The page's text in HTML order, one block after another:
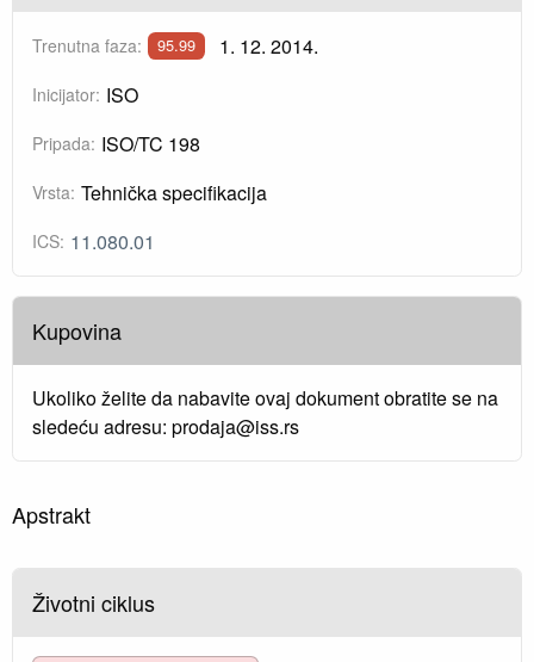
Trenutna faza: 95.99 1. 12. 2014.
Inicijator: ISO
Pripada: ISO/TC 198
Vrsta: Tehnička specifikacija
ICS: 11.080.01
Kupovina
Ukoliko želite da nabavite ovaj dokument obratite se na
sledeću adresu: prodaja@iss.rs
Apstrakt
Životni ciklus